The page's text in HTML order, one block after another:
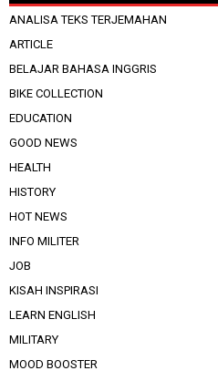
ANALISA TEKS TERJEMAHAN
ARTICLE
BELAJAR BAHASA INGGRIS
BIKE COLLECTION
EDUCATION
GOOD NEWS
HEALTH
HISTORY
HOT NEWS
INFO MILITER
JOB
KISAH INSPIRASI
LEARN ENGLISH
MILITARY
MOOD BOOSTER